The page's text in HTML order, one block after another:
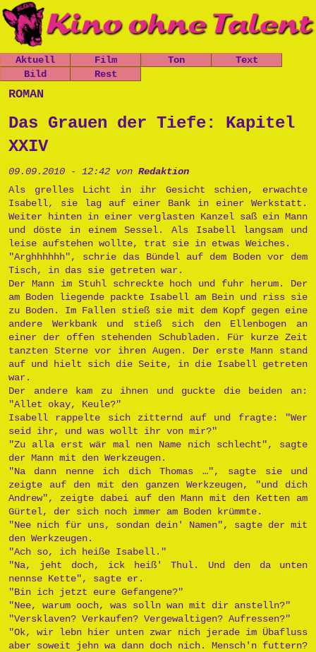
Aktuell
Nachrichten
Termine
Film
Spielfilme
n
Politik
Unsinn
Käseburg
Ton
Das Grauen
der Tiefe
Prinzessin
Cara
Text
der Tiefe
ar
Ausgesproche
nes
Unverständni
sr
Bild
Mitfickrepor
t
Metallwaren
Tschernobyl
Rest
Links
roman
Das Grauen der Tiefe: Kapitel
XXIV
09.09.2010 - 12:42 von Redaktion
Als grelles Licht in ihr Gesicht schien, erwachte
Isabell, sie lag auf einer Bank in einer Werkstatt.
Weiter hinten in einer verglasten Kanzel saß ein Mann
und döste in einem Sessel. Als Isabell langsam und
leise aufstehen wollte, trat sie in etwas Weiches.
"Arghhhhhh", schrie das Bündel auf dem Boden vor dem
Tisch, in das sie getreten war.
Der Mann im Stuhl schreckte hoch und fuhr herum. Der
am Boden liegende packte Isabell am Bein und riss sie
zu Boden. Im Fallen stieß sie mit dem Kopf gegen eine
andere Werkbank und stieß sich den Ellenbogen an
einer der offen stehenden Schubladen. Für kurze Zeit
tanzten Sterne vor ihren Augen. Der erste Mann stand
auf und hielt sich die Seite, in die Isabell getreten
war.
Der andere kam zu ihnen und guckte die beiden an:
"Allet okay, Keule?"
Isabell rappelte sich zitternd auf und fragte: "Wer
seid ihr, und was wollt ihr von mir?"
"Zu alla erst wär mal nen Name nich schlecht", sagte
der Mann mit den Werkzeugen.
"Na dann nenne ich dich Thomas …", sagte sie und
zeigte auf den mit den ganzen Werkzeugen, "und dich
Andrew", zeigte dabei auf den Mann mit den Ketten am
Gürtel, der sich noch immer am Boden krümmte.
"Nee nich für uns, sondan dein' Namen", sagte der mit
den Werkzeugen.
"Ach so, ich heiße Isabell."
"Na, jeht doch, ick heiß' Thul. Und den da unten
nennse Kette", sagte er.
"Bin ich jetzt eure Gefangene?"
"Nee, warum ooch, was solln wan mit dir anstelln?"
"Versklaven? Verkaufen? Vergewaltigen? Aufressen?"
"Ok, wir lebn hier unten zwar nich jerade im Übafluss
aber soweit jehn wa dann doch nich. Mensch'n futtern?